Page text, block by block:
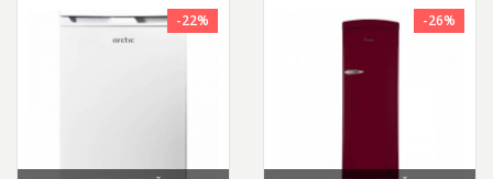
-22% -26%